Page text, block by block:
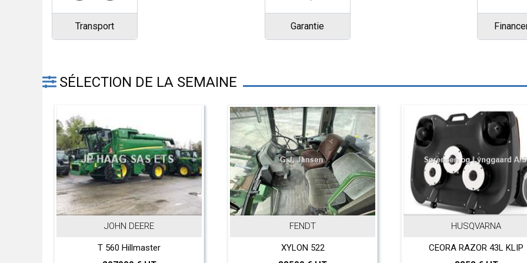
Transport Garantie
SÉLECTION DE LA SEMAINE
JOHN DEERE
T 560 Hillmaster
FENDT
XYLON 522
HUSQVARNA
CEORA RAZOR 43L KLIP